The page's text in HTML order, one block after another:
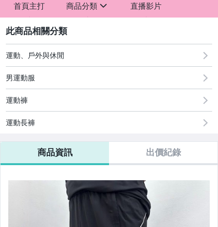
首頁主打 商品分類
【Mizuno】防護鞋/安全鞋/工作鞋
【零碼出清區】此區得標不退換未結帳黑名單
【組合】壘球棒組合
直播影片
運動、戶外與休閒
男運動服
運動褲
運動長褲
商品資訊 出價紀錄